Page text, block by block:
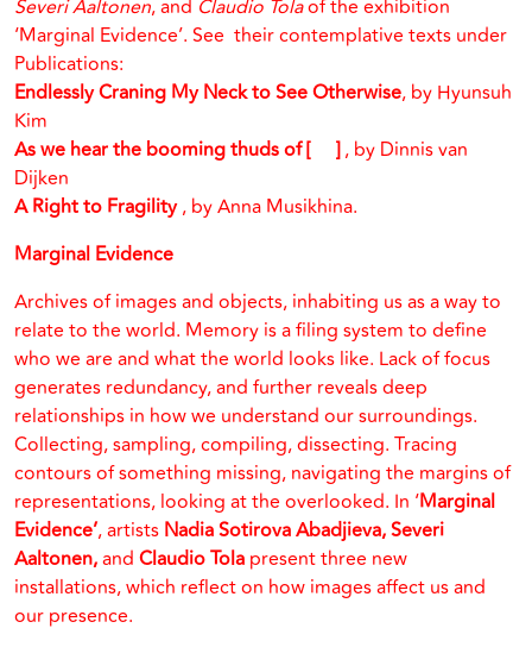
Severi Aaltonen, and Claudio Tolaof the exhibition
‘Marginal Evidence’. See their contemplative texts under
Publications:
Endlessly Craning My Neck to See Otherwise, by Hyunsuh
Kim
As we hear the booming thuds of [ ], by Dinnis van
Dijken
A Right to Fragility, byAnna Musikhina.
Marginal Evidence
Archives of images and objects, inhabiting us as a way to
relate to the world. Memory is a filing system to define
who we are and what the world looks like. Lack of focus
generates redundancy, and further reveals deep
relationships in how we understand our surroundings.
Collecting, sampling, compiling, dissecting. Tracing
contours of something missing, navigating the margins of
representations, looking at the overlooked. In ‘Marginal
Evidence’, artists Nadia Sotirova Abadjieva, Severi
Aaltonen,and Claudio Tola present three new
installations, which reflect on how images affect us and
our presence.